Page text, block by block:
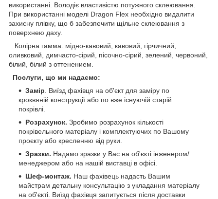
використанні. Володіє властивістю потужного склеювання.
При використанні моделі Dragon Flex необхідно видалити
захисну плівку, що б забезпечити щільне склеювання з
поверхнею даху.
Колірна гамма: мідно-кавовий, кавовий, гірчичний,
оливковий, димчасто-сірий, пісочно-сірий, зелений, червоний,
білий, білий з оттенением.
Послуги, що ми надаємо:
Замір . Виїзд фахівця на об'єкт для заміру по
кроквяній конструкції або по вже існуючій старій
покрівлі.
Розрахунок. Зробимо розрахунок кількості
покрівельного матеріалу і комплектуючих по Вашому
проєкту або кресленню від руки.
Зразки. Надамо зразки у Вас на об'єкті інженером/
менеджером або на нашій виставці в офісі.
Шеф-монтаж. Наш фахівець надасть Вашим
майстрам детальну консультацію з укладання матеріалу
на об'єкті. Виїзд фахівця запитується після доставки